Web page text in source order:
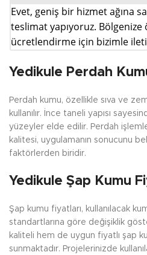
Evet, geniş bir hizmet ağına
teslimat yapıyoruz.
ücretlendirme için bizimle
Yedikule Perdah
Perdah kumu, özellikle sıva ve
kullanılır. İnce taneli yapısı
yüzeyler elde edilir. Perdah
kalitesi, uygulamanın sonucunu
faktörlerden biridir.
Yedikule Şap Kumu
Şap kumu fiyatları, kullanılacak
standartlarına göre değişiklik
kaliteli hem de uygun fiyatlı şap
sunmaktadır. Projelerinizde